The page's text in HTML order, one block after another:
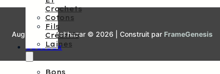
Crochets
Cotons
Fils
Créatifs
Laines
Cadeaux
Bons
Augustine et Balthazar © 2026 | Construit par FrameGenesis